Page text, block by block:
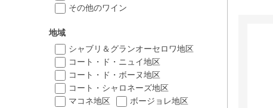
その他のワイン
地域
シャブリ＆グランオーセロワ地区
コート・ド・ニュイ地区
コート・ド・ボーヌ地区
コート・シャロネーズ地区
マコネ地区
ボージョレ地区